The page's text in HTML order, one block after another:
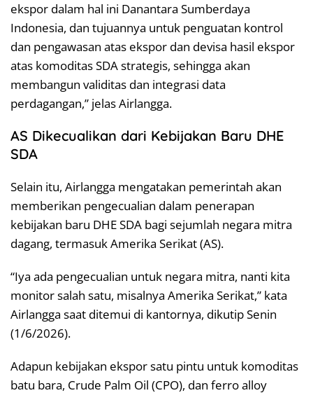
ekspor dalam hal ini Danantara Sumberdaya
Indonesia, dan tujuannya untuk penguatan kontrol
dan pengawasan atas ekspor dan devisa hasil ekspor
atas komoditas SDA strategis, sehingga akan
membangun validitas dan integrasi data
perdagangan,” jelas Airlangga.
AS Dikecualikan dari Kebijakan Baru DHE
SDA
Selain itu, Airlangga mengatakan pemerintah akan
memberikan pengecualian dalam penerapan
kebijakan baru DHE SDA bagi sejumlah negara mitra
dagang, termasuk Amerika Serikat (AS).
“Iya ada pengecualian untuk negara mitra, nanti kita
monitor salah satu, misalnya Amerika Serikat,” kata
Airlangga saat ditemui di kantornya, dikutip Senin
(1/6/2026).
Adapun kebijakan ekspor satu pintu untuk komoditas
batu bara, Crude Palm Oil (CPO), dan ferro alloy